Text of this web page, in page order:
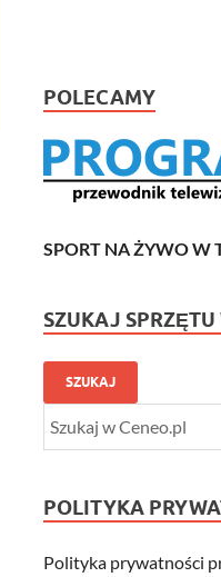
POLECAMY
SPORT NA ŻYWO W
SZUKAJ SPRZĘTU
SZUKAJ
POLITYKA
Polityka prywatności